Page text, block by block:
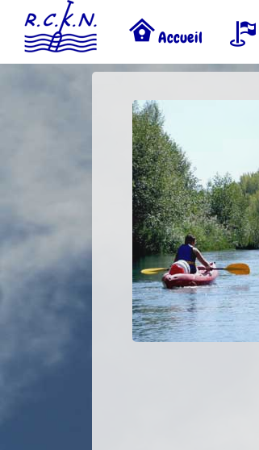
Accueil